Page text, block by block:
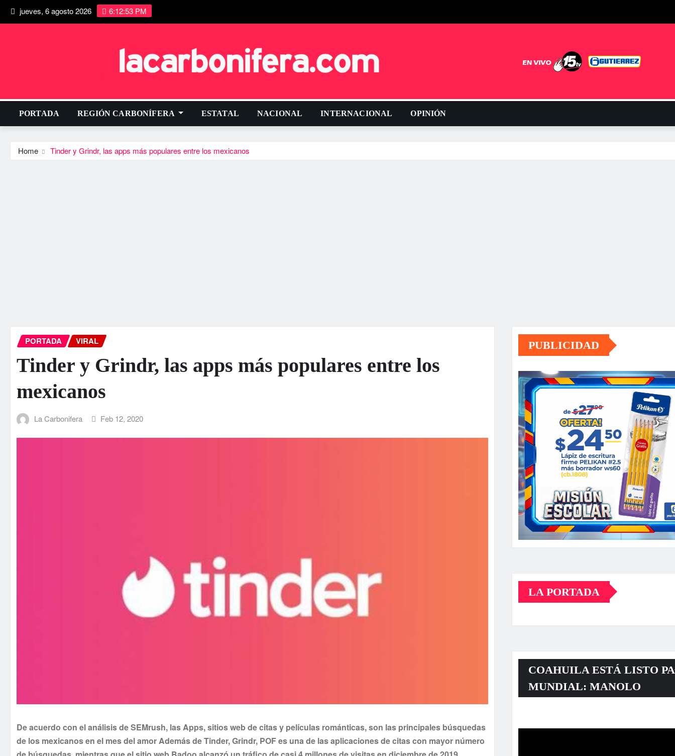
jueves, 6 agosto 2026 6:12:54 PM
PORTADA REGIÓN CARBONÍFERA ESTATAL NACIONAL INTERNACIONAL OPINIÓN
Home Tinder y Grindr, las apps más populares entre los mexicanos
PORTADA VIRAL
Tinder y Grindr, las apps más populares entre los
mexicanos
La Carbonifera Feb 12, 2020
De acuerdo con el análisis de SEMrush, las Apps, sitios web de citas y películas románticas, son las principales búsquedas
de los mexicanos en el mes del amor Además de Tinder, Grindr, POF es una de las aplicaciones de citas con mayor número
PUBLICIDAD
LA PORTADA
COAHUILA ESTÁ LISTO
MUNDIAL: MANOLO